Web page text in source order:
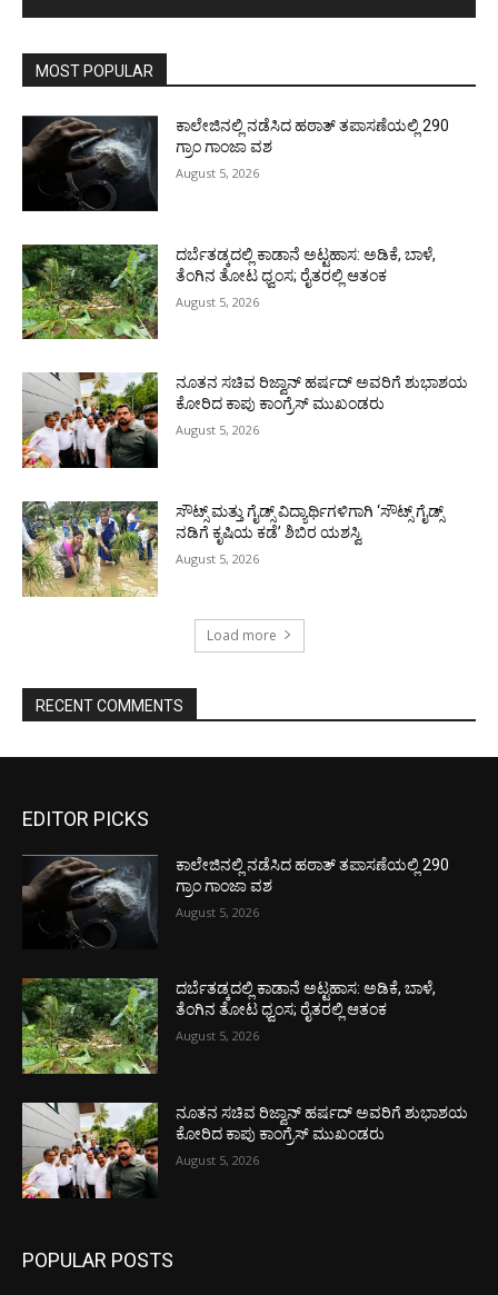
MOST POPULAR
ಕಾಲೇಜಿನಲ್ಲಿ ನಡೆಸಿದ ಹಠಾತ್ ತಪಾಸಣೆಯಲ್ಲಿ 290
ಗ್ರಾಂ ಗಾಂಜಾ ವಶ
August 5, 2026
ದರ್ಬೆತಡ್ಕದಲ್ಲಿ ಕಾಡಾನೆ ಅಟ್ಟಹಾಸ: ಅಡಿಕೆ, ಬಾಳೆ,
ತೆಂಗಿನ ತೋಟ ಧ್ವಂಸ; ರೈತರಲ್ಲಿ ಆತಂಕ
August 5, 2026
ನೂತನ ಸಚಿವ ರಿಜ್ವಾನ್ ಹರ್ಷದ್ ಅವರಿಗೆ ಶುಭಾಶಯ
ಕೋರಿದ ಕಾಪು ಕಾಂಗ್ರೆಸ್ ಮುಖಂಡರು
August 5, 2026
ಸೌಟ್ಸ್ ಮತ್ತು ಗೈಡ್ಸ್ ವಿದ್ಯಾರ್ಥಿಗಳಿಗಾಗಿ ‘ಸೌಟ್ಸ್ ಗೈಡ್ಸ್
ನಡಿಗೆ ಕೃಷಿಯ ಕಡೆ’ ಶಿಬಿರ ಯಶಸ್ವಿ
August 5, 2026
Load more
RECENT COMMENTS
EDITOR PICKS
ಕಾಲೇಜಿನಲ್ಲಿ ನಡೆಸಿದ ಹಠಾತ್ ತಪಾಸಣೆಯಲ್ಲಿ 290
ಗ್ರಾಂ ಗಾಂಜಾ ವಶ
August 5, 2026
ದರ್ಬೆತಡ್ಕದಲ್ಲಿ ಕಾಡಾನೆ ಅಟ್ಟಹಾಸ: ಅಡಿಕೆ, ಬಾಳೆ,
ತೆಂಗಿನ ತೋಟ ಧ್ವಂಸ; ರೈತರಲ್ಲಿ ಆತಂಕ
August 5, 2026
ನೂತನ ಸಚಿವ ರಿಜ್ವಾನ್ ಹರ್ಷದ್ ಅವರಿಗೆ ಶುಭಾಶಯ
ಕೋರಿದ ಕಾಪು ಕಾಂಗ್ರೆಸ್ ಮುಖಂಡರು
August 5, 2026
POPULAR POSTS